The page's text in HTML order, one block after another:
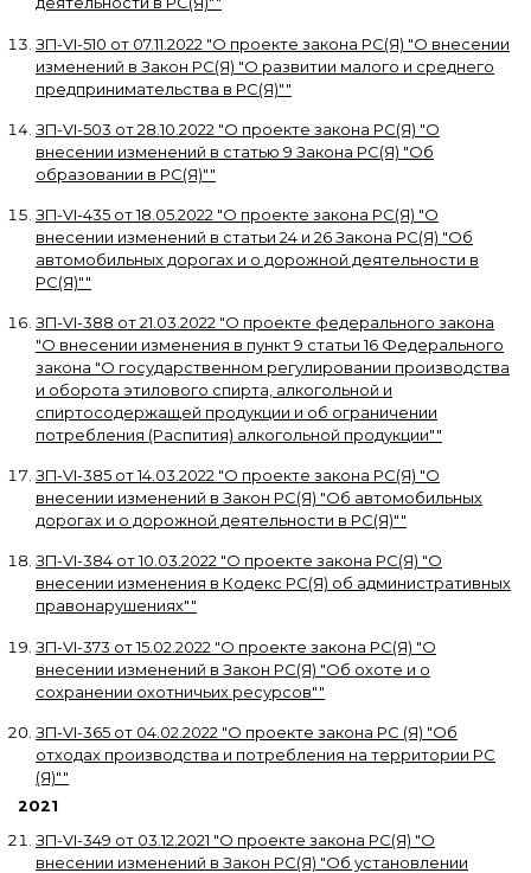
ЗП-VI-510 от 07.11.2022 "О проекте закона РС(Я) "О внесении
изменений в Закон РС(Я) "О развитии малого и среднего
предпринимательства в РС(Я)""
ЗП-VI-503 от28.10.2022 "О проекте закона РС(Я) "О
внесении изменений в статью 9 Закона РС(Я) "Об
образовании в РС(Я)""
ЗП-VI-435 от18.05.2022 "О проекте закона РС(Я) "О
внесении изменений в статьи 24 и 26 Закона РС(Я) "Об
автомобильных дорогах и о дорожной деятельности в
РС(Я)""
ЗП-VI-388 от21.03.2022 "О проекте федерального закона
"О внесении изменения в пункт 9 статьи 16 Федерального
закона "О государственном регулировании производства
и оборота этилового спирта, алкогольной и
спиртосодержащей продукции и об ограничении
потребления (Распития) алкогольной продукции""
ЗП-VI-385 от14.03.2022 "О проекте закона РС(Я) "О
внесении изменений в Закон РС(Я) "Об автомобильных
дорогах и о дорожной деятельности в РС(Я)""
ЗП-VI-384 от10.03.2022 "О проекте закона РС(Я) "О
внесении изменения в Кодекс РС(Я) об административных
правонарушениях""
ЗП-VI-373 от15.02.2022 "О проекте закона РС(Я) "О
внесении изменений в Закон РС(Я) "Об охоте и о
сохранении охотничьих ресурсов""
ЗП-VI-365 от 04.02.2022 "О проекте закона РС (Я) "Об
отходах производства и потребления на территории РС
(Я)""
2021
ЗП-VI-349 от 03.12.2021 "О проекте закона РС(Я) "О
внесении изменений в Закон РС(Я) "Об установлении